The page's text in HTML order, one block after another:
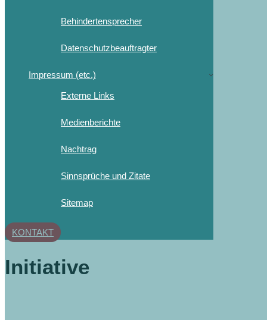
Behindertensprecher
Datenschutzbeauftragter
Impressum (etc.)
Externe Links
Medienberichte
Nachtrag
Sinnsprüche und Zitate
Sitemap
KONTAKT
Initiative